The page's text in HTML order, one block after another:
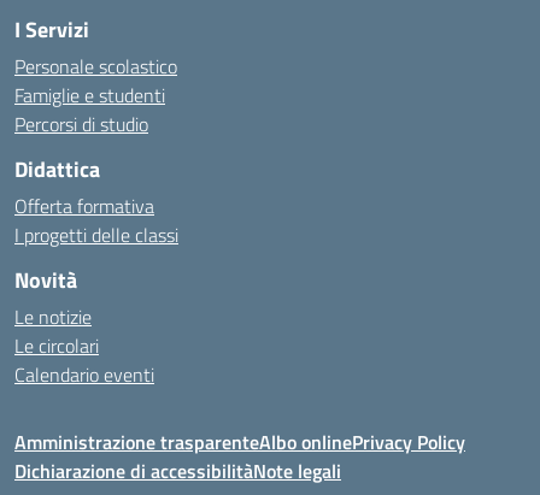
I Servizi
Personale scolastico
Famiglie e studenti
Percorsi di studio
Didattica
Offerta formativa
I progetti delle classi
Novità
Le notizie
Le circolari
Calendario eventi
Amministrazione trasparenteAlbo onlinePrivacy Policy
Dichiarazione di accessibilitàNote legali